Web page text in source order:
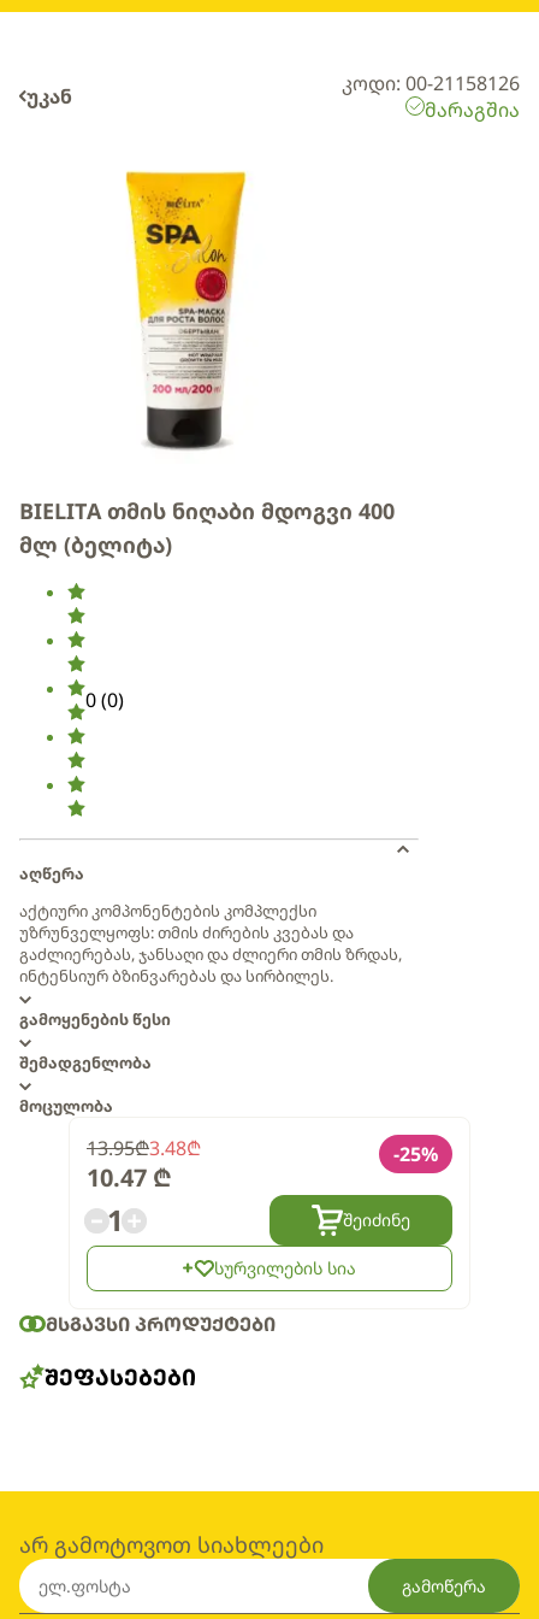
უკან
კოდი: 00-21158126
მარაგშია
BIELITA თმის ნიღაბი მდოგვი 400
მლ (ბელიტა)
0(0)
აღწერა
აქტიური კომპონენტების კომპლექსი
უზრუნველყოფს: თმის ძირების კვებას და
გაძლიერებას, ჯანსაღი და ძლიერი თმის ზრდას,
ინტენსიურ ბზინვარებას და სირბილეს.
გამოყენების წესი
შემადგენლობა
მოცულობა
13.95₾3.48₾
10.47 ₾
-25%
1 შეიძინე
სურვილების სია
ᲛᲡᲒᲐᲕᲡᲘ ᲞᲠᲝᲓᲣᲥᲢᲔᲑᲘ
ᲨᲔᲤᲐᲡᲔᲑᲔᲑᲘ
არ გამოტოვოთ სიახლეები
გამოწერა